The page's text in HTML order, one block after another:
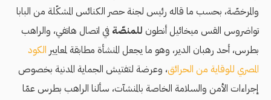
والمرخصّة، بحسب ما قاله رئيس لجنة حصر الكنائس المشكّلة من البابا
تواضروس القس ميخائيل أنطون للمنصّة في اتصال هاتفي، والراهب
بطرس، أحد رهبان الدير، وهو ما يجعل المنشأة مطابقة لمعايير الكود
المصري للوقاية من الحرائق، وعرضة لتفتيش الجماية المدنية بخصوص
إجراءات الأمن والسلامة الخاصة بالمنشآت، سألنا الراهب بطرس عمّا